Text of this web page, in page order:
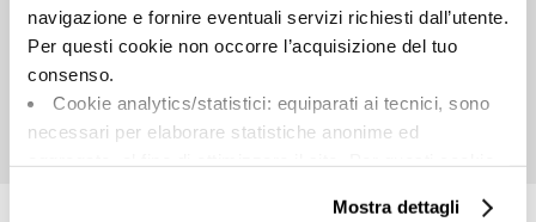
navigazione e fornire eventuali servizi richiesti dall’utente.
Per questi cookie non occorre l’acquisizione del tuo
consenso.
Cookie analytics/statistici: equiparati ai tecnici, sono
necessari per elaborare statistiche anonime ed
Cookie di profilazione/marketing: sono utilizzati, solo
Mostra dettagli
Maßeinheit:
MQ